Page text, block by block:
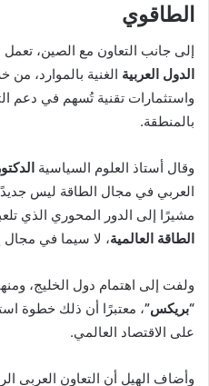
الطاقوي
إلى جانب التعاون مع الصين،
الدول العربية الغنية بالموارد،
واستثمارات تقنية تُسهم في دعم
بالمنطقة.
وقال أستاذ العلوم السياسية
مشيرًا إلى الدور المحوري الذي
الطاقة العالمية، لا سيما في مجال
ولفت إلى اهتمام دول الخليج،
“بريكس”، معتبرًا أن ذلك خطوة
على الاقتصاد العالمي.
وأضاف الهيل أن التعاون العربي